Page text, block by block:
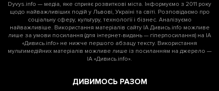
Dyvys.info — медіа, яке сприяє розвиткові міста. Інформуємо з 2011 року
щодо найважливіших подій у Львові, Україні та світі. Розповідаємо про
соціальну сферу, культуру, технології і бізнес. Аналізуємо
найважливіше. Використання матеріалів сайту ІА Дивись.info можливе
лише за умови посилання (для інтернет-видань — гіперпосилання) на ІА
«Дивись.info» не нижче першого абзацу тексту. Використання
мультимедійних матеріалів можливе лише із посиланням на джерело —
ІА «Дивись.info».
ДИВИМОСЬ РАЗОМ